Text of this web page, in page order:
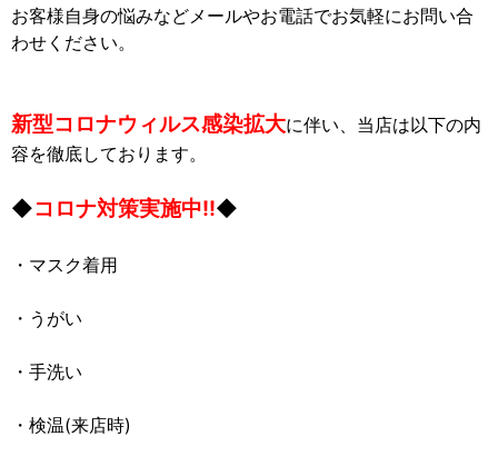
お客様自身の悩みなどメールやお電話でお気軽にお問い合
わせください。
新型コロナウィルス感染拡大に伴い、当店は以下の内
容を徹底しております。
◆コロナ対策実施中!!◆
・マスク着用
・うがい
・手洗い
・検温(来店時)